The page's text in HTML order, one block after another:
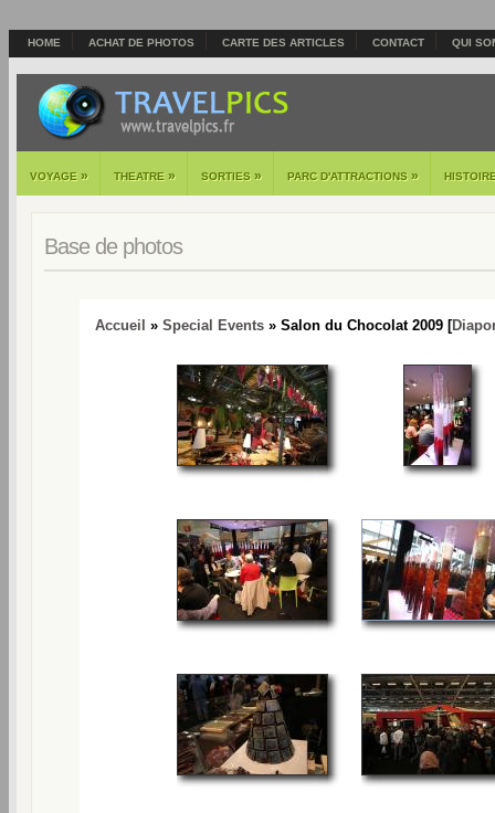
HOME ACHAT DE PHOTOS CARTE DES ARTICLES CONTACT QUI
VOYAGE » THEATRE » SORTIES » PARC D'ATTRACTIONS »
Base de photos
Accueil » Special Events » Salon du Chocolat 2009 [